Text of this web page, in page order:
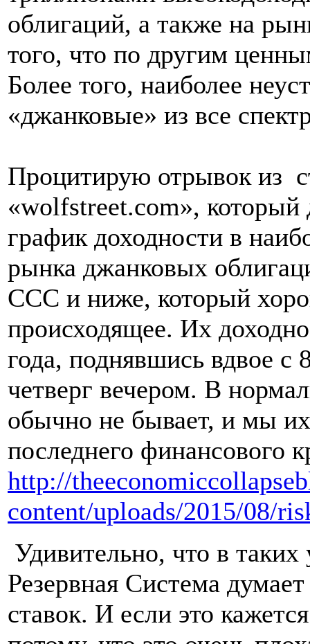
облигаций, а также на
того, что по другим
Более того, наиболее
«джанковые» из все
Процитирую отрывок из
«wolfstreet.com», который
график доходности в
рынка джанковых
CCC и ниже, который
происходящее. Их
года, поднявшись вдвое с
четверг вечером. В
обычно не бывает, и мы
последнего финансового
http://
content/uploads/2015/08/
Удивительно, что в
Резервная Система
ставок. И если это